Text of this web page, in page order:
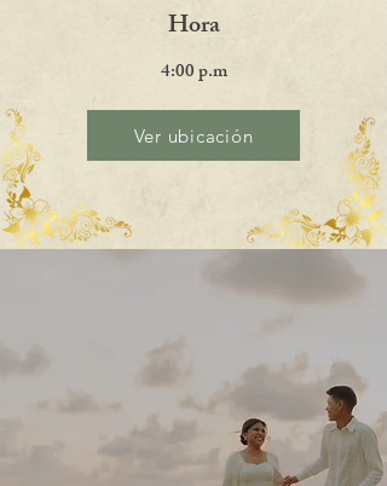
Hora
4:00 p.m
Ver ubicación